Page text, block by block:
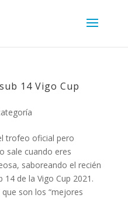
14 Vigo Cup
trofeo oficial pero
sale cuando eres
saboreando el recién
de la Vigo Cup 2021.
son los “mejores